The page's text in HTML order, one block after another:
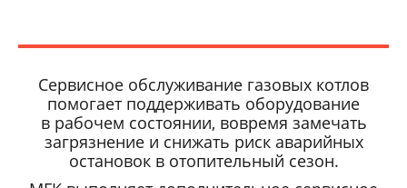
Сервисное обслуживание газовых котлов
помогает поддерживать оборудование
в рабочем состоянии, вовремя замечать
загрязнение и снижать риск аварийных
остановок в отопительный сезон.